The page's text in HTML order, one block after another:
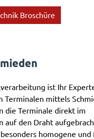
Broschüre
ist Ihr
Terminalen mittels
die Terminale direkt im
auf den Draht
homogene und